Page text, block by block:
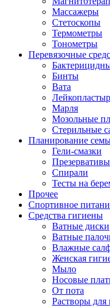
Массажеры
Стетоскопы
Термометры
Тонометры
Перевязочные
Бинты
Вата
Марля
Мозольные
Стерильные
Планирование
Гели-смазки
Презервативы
Спирали
Тесты на
Прочее
Спортивное
Средства гигиены
Ватные диски
Ватные
Влажные
Женская
Мыло
Носовые
От пота
Растворы для